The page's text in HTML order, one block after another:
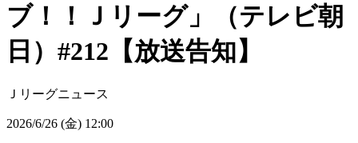
ブ！！Ｊリーグ」（テレビ朝
日）#212【放送告知】
Ｊリーグニュース
2026/6/26 (金) 12:00